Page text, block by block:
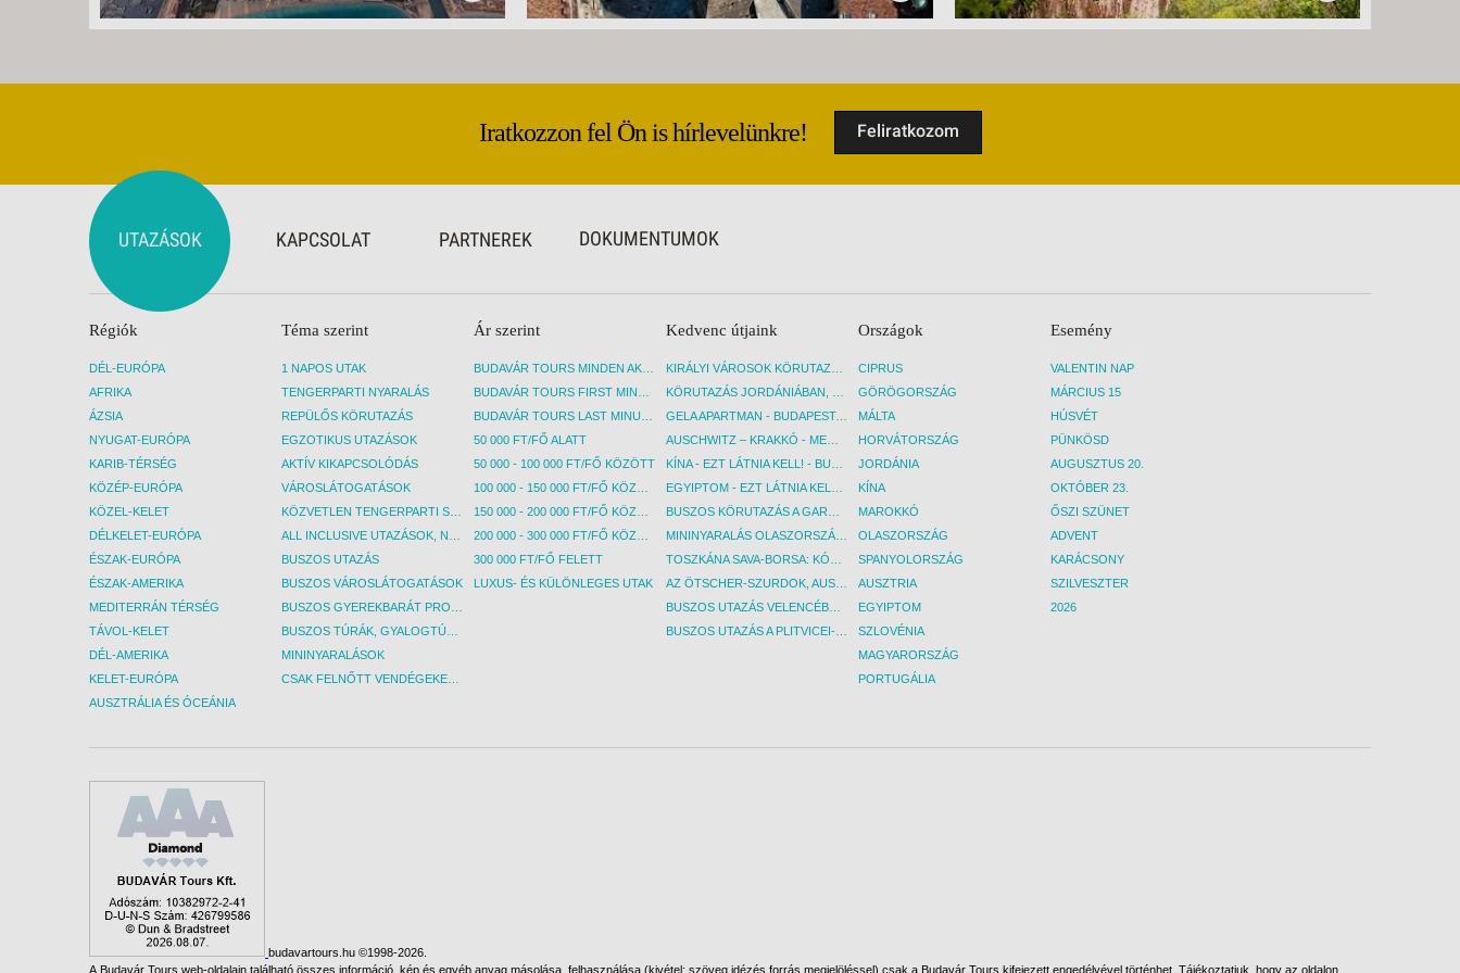
Iratkozzon fel Ön is hírlevelünkre! Feliratkozom
UTAZÁSOK KAPCSOLAT PARTNEREK DOKUMENTUMOK
Régiók
DÉL-EURÓPA
AFRIKA
ÁZSIA
NYUGAT-EURÓPA
KARIB-TÉRSÉG
KÖZÉP-EURÓPA
KÖZEL-KELET
DÉLKELET-EURÓPA
ÉSZAK-EURÓPA
ÉSZAK-AMERIKA
MEDITERRÁN TÉRSÉG
TÁVOL-KELET
DÉL-AMERIKA
KELET-EURÓPA
AUSZTRÁLIA ÉS ÓCEÁNIA
Téma szerint
1 NAPOS UTAK
TENGERPARTI NYARALÁS
REPÜLŐS KÖRUTAZÁS
EGZOTIKUS UTAZÁSOK
AKTÍV KIKAPCSOLÓDÁS
VÁROSLÁTOGATÁSOK
BUSZOS UTAZÁS
BUSZOS VÁROSLÁTOGATÁSOK
MININYARALÁSOK
Ár szerint
50 000 FT/FŐ ALATT
50 000 - 100 000 FT/FŐ KÖZÖTT
300 000 FT/FŐ FELETT
LUXUS- ÉS KÜLÖNLEGES UTAK
Kedvenc útjaink
GELA APARTMAN - BUDAPEST, REPÜLŐ
Országok
CIPRUS
GÖRÖGORSZÁG
MÁLTA
HORVÁTORSZÁG
JORDÁNIA
KÍNA
MAROKKÓ
OLASZORSZÁG
SPANYOLORSZÁG
AUSZTRIA
EGYIPTOM
SZLOVÉNIA
MAGYARORSZÁG
PORTUGÁLIA
Esemény
VALENTIN NAP
MÁRCIUS 15
HÚSVÉT
PÜNKÖSD
AUGUSZTUS 20.
OKTÓBER 23.
ŐSZI SZÜNET
ADVENT
KARÁCSONY
SZILVESZTER
2026
budavartours.hu ©1998-2026.
A Budavár Tours web-oldalain található összes információ, kép és egyéb anyag másolása, felhasználása (kivétel: szöveg idézés forrás megjelöléssel) csak a Budavár Tours kifejezett engedélyével történhet. Tájékoztatjuk, hogy az oldalon